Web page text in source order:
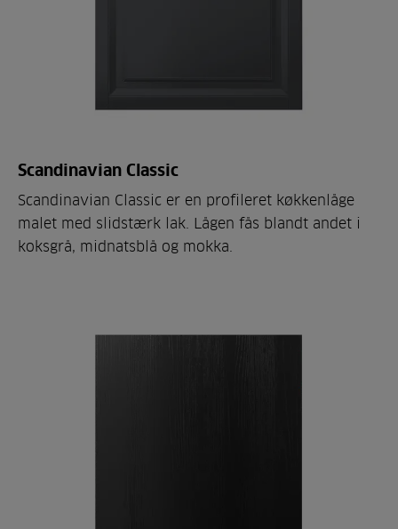
Scandinavian Classic
Scandinavian Classic er en profileret køkkenlåge
malet med slidstærk lak. Lågen fås blandt andet i
koksgrå, midnatsblå og mokka.